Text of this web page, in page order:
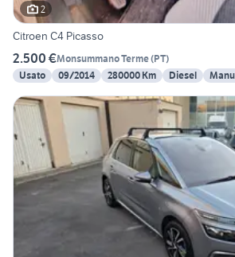
2
Citroen C4 Picasso
2.500 €Monsummano Terme(PT)
Usato
09/2014 280000 Km Diesel